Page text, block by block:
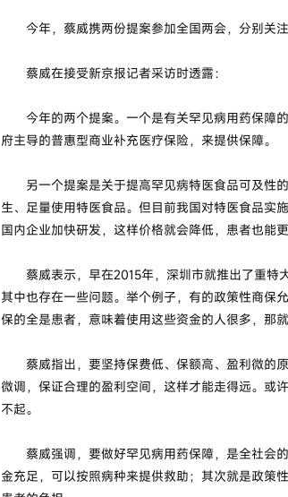
今年，蔡威携两份提案参加全国两会，分别关
蔡威在接受新京报记者采访时透露：
今年的两个提案。一个是有关罕见病用药保障的
府主导的普惠型商业补充医疗保险，来提供保障。
另一个提案是关于提高罕见病特医食品可及性的
生、足量使用特医食品。但目前我国对特医食品实
国内企业加快研发，这样价格就会降低，患者也能更
蔡威表示，早在2015年，深圳市就推出了重特大
其中也存在一些问题。举个例子，有的政策性商
保的全是患者，意味着使用这些资金的人很多，那就
蔡威指出，要坚持保费低、保额高、盈利微的原
微调，保证合理的盈利空间，这样才能走得远。或
不起。
蔡威强调，要做好罕见病用药保障，是全社会的
金充足，可以按照病种来提供救助；其次就是政策